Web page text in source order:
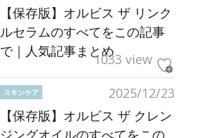
【保存版】オルビス ザ リンク
ルセラムのすべてをこの記事
で｜人気記事まとめ1033 view
2025/12/23
スキンケア
【保存版】オルビス ザ クレン